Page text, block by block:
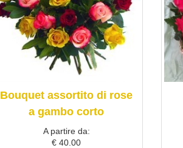
Bouquet assortito di rose
a gambo corto
A partire da:
€ 40.00